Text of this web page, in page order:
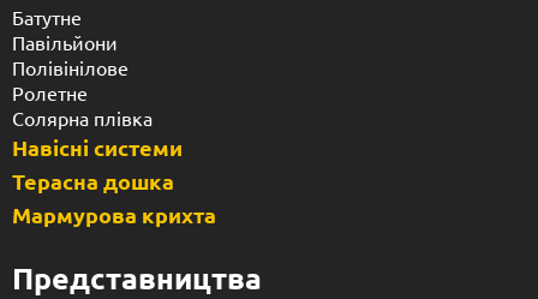
Батутне
Павільйони
Полівінілове
Ролетне
Солярна плівка
Навісні системи
Терасна дошка
Мармурова крихта
Представництва